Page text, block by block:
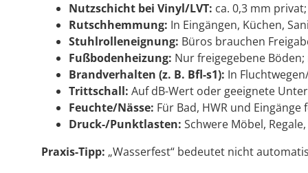
Nutzschicht bei Vinyl/LVT: ca. 0,3 mm
Rutschhemmung: In Eingängen, Küchen,
Stuhlrolleneignung: Büros brauchen
Fußbodenheizung: Nur freigegebene
Brandverhalten (z. B. Bfl-s1): In
Trittschall: Auf dB-Wert oder geeignete
Feuchte/Nässe: Für Bad, HWR und
Druck-/Punktlasten: Schwere Möbel,
Praxis-Tipp: „Wasserfest“ bedeutet nicht